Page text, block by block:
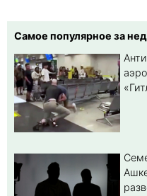
Самое популярное за